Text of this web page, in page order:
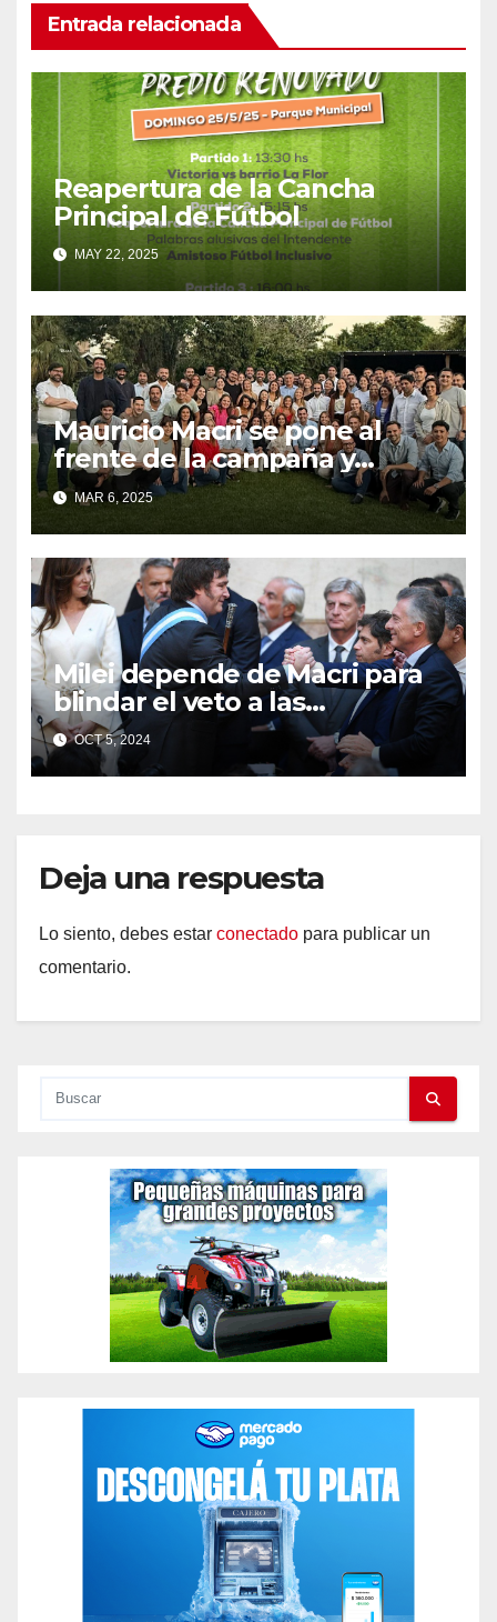
Entrada relacionada
Reapertura de la Cancha
Principal de Fútbol
MAY 22, 2025
Mauricio Macri se pone al
frente de la campaña y
moviliza candidatos del PRO
en todo el país.
MAR 6, 2025
Milei depende de Macri para
blindar el veto a las
universidades.
OCT 5, 2024
Deja una respuesta
Lo siento, debes estar conectado para publicar un
comentario.